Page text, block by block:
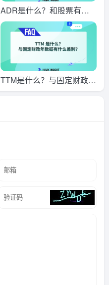
ADR是什么？和股票有什
么区别？
TTM是什么？与固定财政年
数据有什么差别？